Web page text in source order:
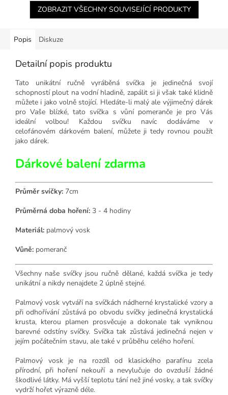
ZOBRAZIT VŠECHNY SOUVISEJÍCÍ PRODUKTY
Popis Diskuze
Detailní popis produktu
Tato unikátní ručně vyráběná svíčka je jedinečná svojí
schopností plout na vodní hladině, zapálit si ji však také klidně
můžete i jako volně stojící. Hledáte-li malý ale výjimečný dárek
pro Vaše blízké, tato svíčka s vůní pomeranče je pro Vás
ideální volbou! Každou svíčku navíc dodáváme v
celofánovém dárkovém balení, můžete ji tedy rovnou použít
jako dárek.
Dárkové balení zdarma
Průměr svíčky: 7cm
Průměrná doba hoření: 3 - 4 hodiny
Materiál: palmový vosk
Vůně: pomeranč
Všechny naše svíčky jsou ručně dělané, každá svíčka je tedy
unikátní a nikdy nenajdete 2 úplně stejné.
Palmový vosk vytváří na svíčkách nádherné krystalické vzory a
při odhořívání zůstává po obvodu svíčky jedinečná krystalická
krusta, kterou plamen prosvěcuje a dokonale tak vyniknou
barevné odstíny svíčky. Svíčka tak zůstává jedinečná nejen v
jejím počátečním stavu, ale také v průběhu celého hoření.
Palmový vosk je na rozdíl od klasického parafínu zcela
přírodní, při hoření nekouří a nevylučuje do ovzduší žádné
škodlivé látky. Má vyšší teplotu tání než jiné vosky, a tak svíčky
vydrží hořet výrazně déle.